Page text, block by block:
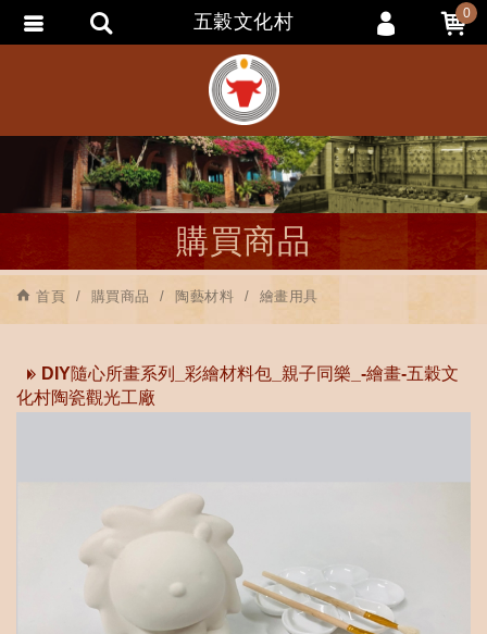
購買商品
首頁 購買商品 陶藝材料 繪畫用具
DIY隨心所畫系列_彩繪材料包_親子同樂_-繪畫-五穀文
化村陶瓷觀光工廠
五穀文化村 0
會員登入
會員註冊
忘記密碼
訂單查詢
追蹤清單
匯款通知